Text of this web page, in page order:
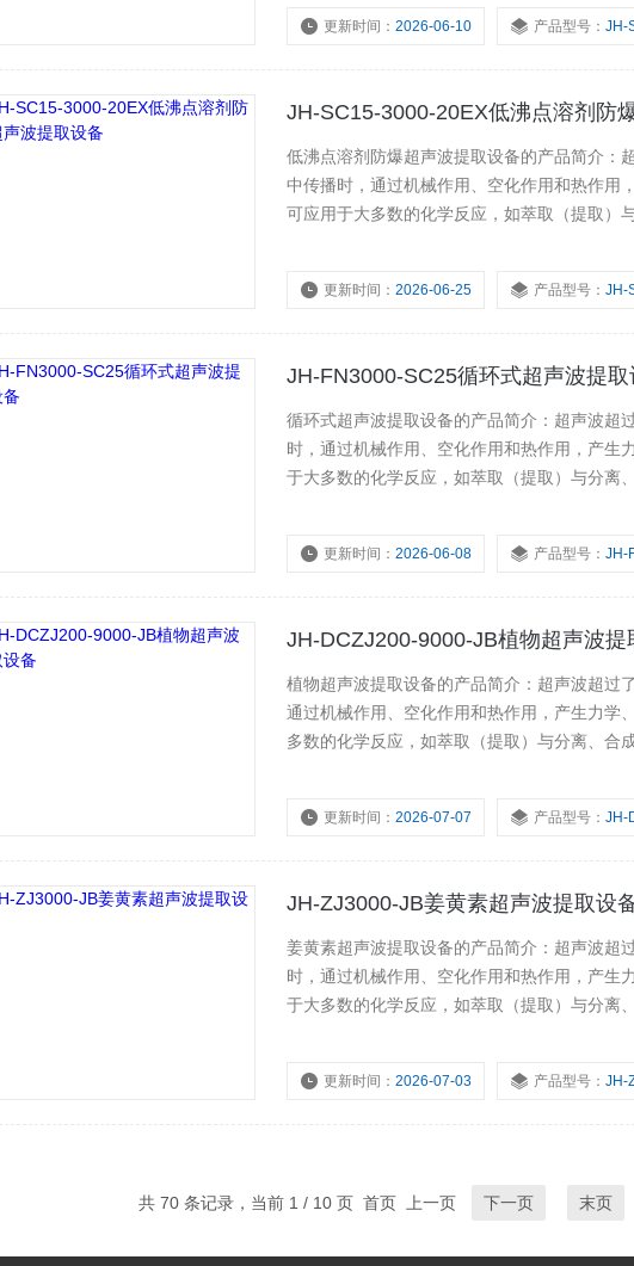
更新时间：2026-06-10 产品型号：JH-
JH-SC15-3000-20EX低沸点溶剂防
低沸点溶剂防爆超声波提取设备的产品简介：
中传播时，通过机械作用、空化作用和热作用
可应用于大多数的化学反应，如萃取（提取）
更新时间：2026-06-25 产品型号：JH-
JH-FN3000-SC25循环式超声波提取
循环式超声波提取设备的产品简介：超声波超
时，通过机械作用、空化作用和热作用，产生
于大多数的化学反应，如萃取（提取）与分离
更新时间：2026-06-08 产品型号：JH-
JH-DCZJ200-9000-JB植物超声波提
植物超声波提取设备的产品简介：超声波超过
通过机械作用、空化作用和热作用，产生力学
多数的化学反应，如萃取（提取）与分离、合
更新时间：2026-07-07 产品型号：JH-
JH-ZJ3000-JB姜黄素超声波提取设
姜黄素超声波提取设备的产品简介：超声波超
时，通过机械作用、空化作用和热作用，产生
于大多数的化学反应，如萃取（提取）与分离
更新时间：2026-07-03 产品型号：JH-
共 70 条记录，当前 1 / 10 页 首页 上一页 下一页 末页